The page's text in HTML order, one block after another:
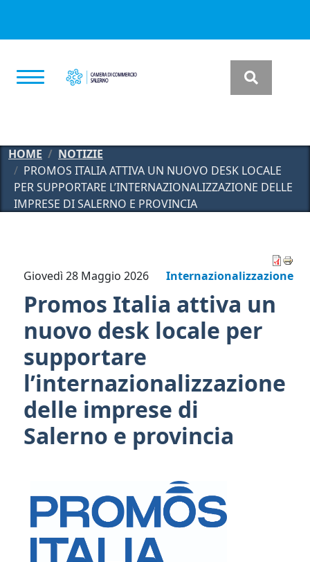
HOME
NOTIZIE
PROMOS ITALIA ATTIVA UN NUOVO DESK LOCALE
PER SUPPORTARE L’INTERNAZIONALIZZAZIONE DELLE
IMPRESE DI SALERNO E PROVINCIA
Internazionalizzazione
Giovedì 28 Maggio 2026
Promos Italia attiva un
nuovo desk locale per
supportare
l’internazionalizzazione
delle imprese di
Salerno e provincia